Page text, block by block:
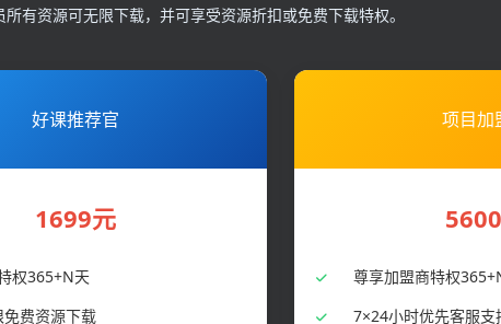
有资源可无限下载，并可享受资源折扣或免费下载特权。
好课推荐官
1699元
权365+N天
费资源下载
项目加
尊享加盟商特权
7×24小时优先客服支